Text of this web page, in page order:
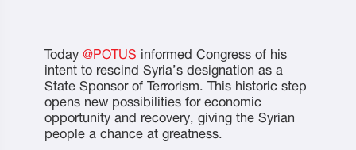
Today @POTUS informed Congress of his
intent to rescind Syria’s designation as a
State Sponsor of Terrorism. This historic step
opens new possibilities for economic
opportunity and recovery, giving the Syrian
people a chance at greatness.